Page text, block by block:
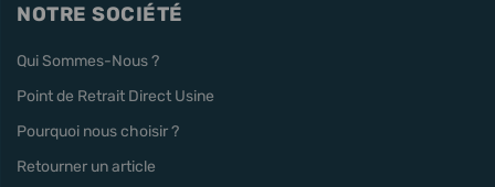
NOTRE SOCIÉTÉ
Qui Sommes-Nous ?
Point de Retrait Direct Usine
Pourquoi nous choisir ?
Retourner un article